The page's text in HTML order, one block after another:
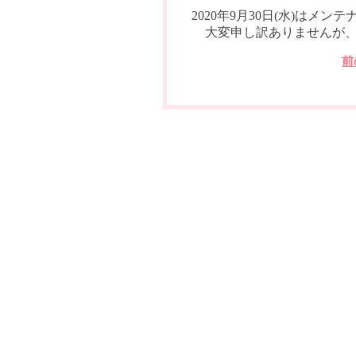
2020年9月30日(水)はメンテ
大変申し訳ありませんが
前